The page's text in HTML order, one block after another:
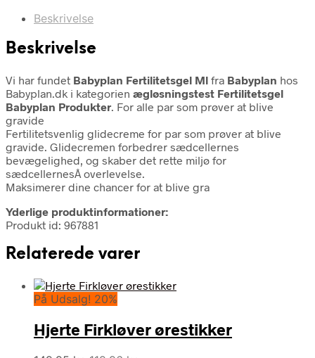
Beskrivelse
Beskrivelse
Vi har fundet Babyplan Fertilitetsgel Ml fra Babyplan hos
Babyplan.dk i kategorien ægløsningstest Fertilitetsgel
Babyplan Produkter. For alle par som prøver at blive
gravide
Fertilitetsvenlig glidecreme for par som prøver at blive
gravide. Glidecremen forbedrer sædcellernes
bevægelighed, og skaber det rette miljø for
sædcellernesÂ overlevelse.
Maksimerer dine chancer for at blive gra
Yderlige produktinformationer:
Produkt id: 967881
Relaterede varer
På Udsalg! 20%
Hjerte Firkløver ørestikker